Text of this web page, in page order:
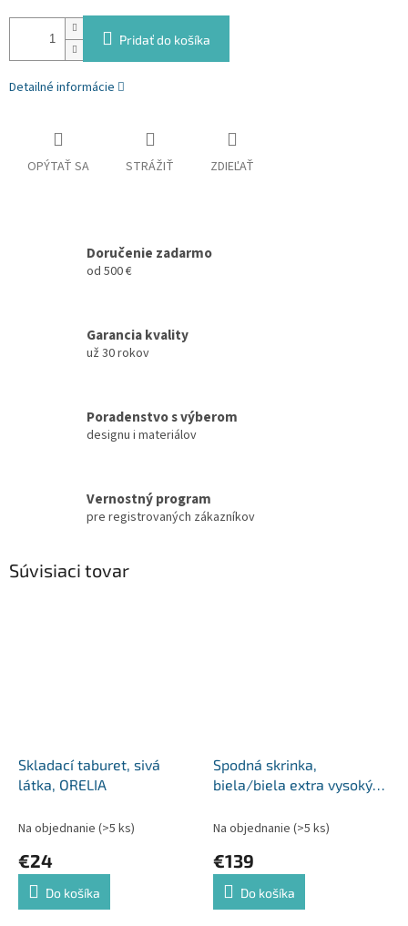
Pridať do košíka
Detailné informácie
OPÝTAŤ SA STRÁŽIŤ ZDIEĽAŤ
Doručenie zadarmo
od 500 €
Garancia kvality
už 30 rokov
Poradenstvo s výberom
designu i materiálov
Vernostný program
pre registrovaných zákazníkov
Súvisiaci tovar
Skladací taburet, sivá
látka, ORELIA
Na objednanie (>5 ks)
€24
Do košíka
Spodná skrinka,
biela/biela extra vysoký
Na objednanie (>5 ks)
€139
Do košíka